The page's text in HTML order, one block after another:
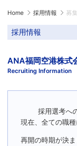
Home 採用情報 募
採用情報
ANA福岡空港株式
Recruiting Information
採用選考へ
現在、全ての職
再開の時期が決